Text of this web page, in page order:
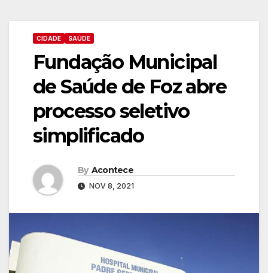
CIDADE SAÚDE
Fundação Municipal
de Saúde de Foz abre
processo seletivo
simplificado
By Acontece
NOV 8, 2021